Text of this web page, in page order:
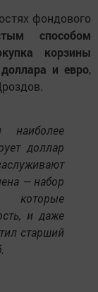
фондового
способом
корзины
и евро,
доллар
— набор
которые
и даже
старший